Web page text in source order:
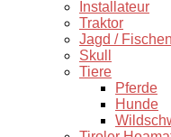
Installateur
Traktor
Jagd / Fischen
Skull
Tiere
Pferde
Hunde